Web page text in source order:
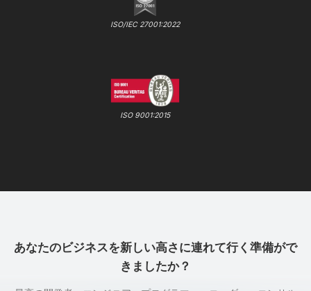
ISO/IEC 27001:2022
ISO 9001:2015
あなたのビジネスを新しい高さに連れて行く準備がで
きましたか？